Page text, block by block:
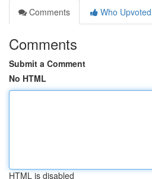
Comments
Who Upvoted
Comments
Submit a Comment
No HTML
HTML is disabled